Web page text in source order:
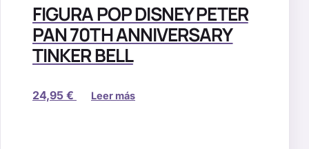
FIGURA POP DISNEY PETER
PAN 70TH ANNIVERSARY
TINKER BELL
24,95 € Leer más